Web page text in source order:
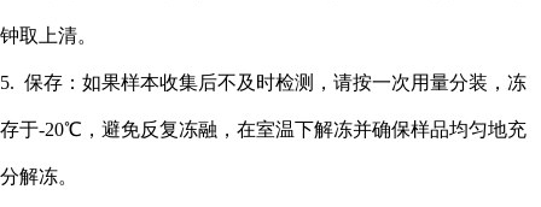
钟取上清。
5. 保存：如果样本收集后不及时检测，请按一次用量分装，冻
存于-20℃，避免反复冻融，在室温下解冻并确保样品均匀地充
分解冻。